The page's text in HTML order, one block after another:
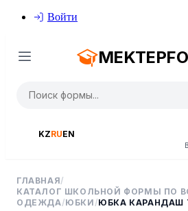
Войти
KZRUEN
ГЛАВНАЯ/
КАТАЛОГ ШКОЛЬНОЙ ФОРМЫ ПО
ОДЕЖДА/ЮБКИ /ЮБКА КАРАНДАШ